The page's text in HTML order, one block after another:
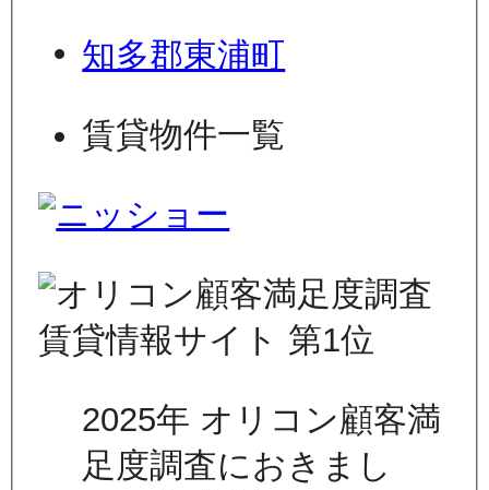
知多郡東浦町
賃貸物件一覧
2025年 オリコン顧客満
足度調査におきまし